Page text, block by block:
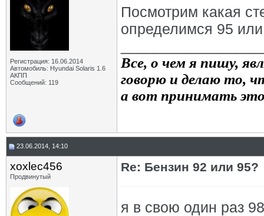
Регистрация: 16.06.2014
Автомобиль: Hyundai Solaris 1.6
АКПП
Сообщений: 119
Посмотрим какая
определимся 95
Все, о чем я пишу,
говорю и делаю то,
а вот принимать
23.06.2014, 14:10
xoxlec456
Продвинутый
Re: Бензин 92 или 95?
я в свою один раз